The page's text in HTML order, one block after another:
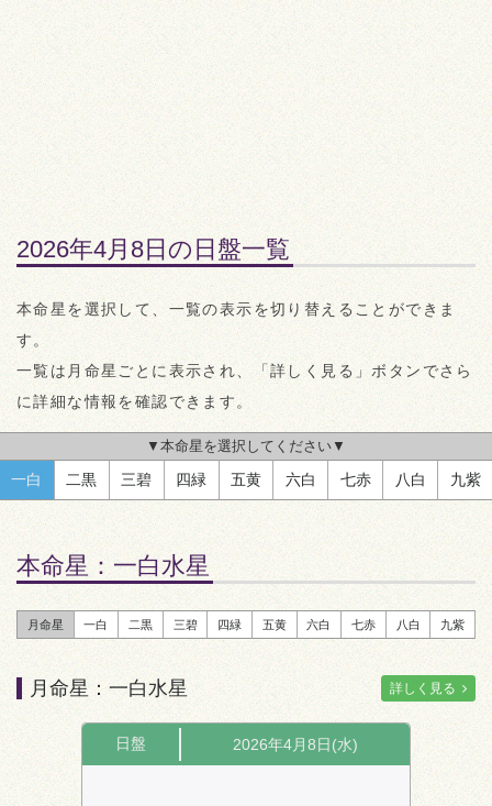
2026年4月8日の日盤一覧
本命星を選択して、一覧の表示を切り替えることができま
す。
一覧は月命星ごとに表示され、「詳しく見る」ボタンでさら
に詳細な情報を確認できます。
▼本命星を選択してください▼
一白 二黒 三碧 四緑 五黄 六白 七赤 八白 九紫
本命星： 一白水星
月命星 一白 二黒 三碧 四緑 五黄 六白 七赤 八白 九紫
月命星：一白水星 詳しく見る
日盤 2026年4月8日(水)